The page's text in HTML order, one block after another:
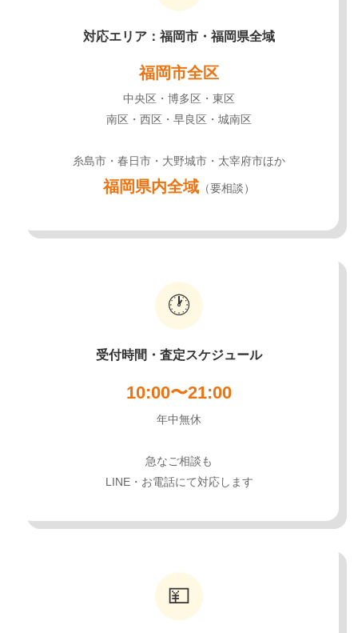
対応エリア：福岡市・福岡県全域
福岡市全区
中央区・博多区・東区
南区・西区・早良区・城南区
糸島市・春日市・大野城市・太宰府市ほか
福岡県内全域 （要相談）
🕐
受付時間・査定スケジュール
10:00〜21:00
年中無休
急なご相談も
LINE・お電話にて対応します
💴